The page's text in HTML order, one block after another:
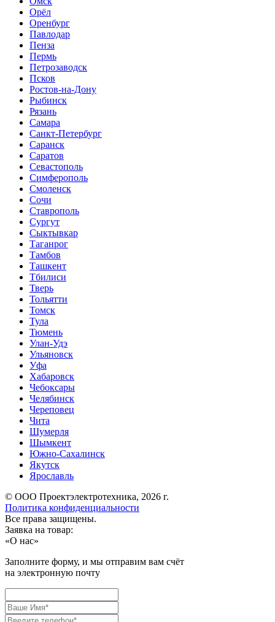
Орёл
Оренбург
Павлодар
Пенза
Пермь
Петрозаводск
Псков
Ростов-на-Дону
Рыбинск
Рязань
Самара
Санкт-Петербург
Саранск
Саратов
Севастополь
Симферополь
Смоленск
Сочи
Ставрополь
Сургут
Сыктывкар
Таганрог
Тамбов
Ташкент
Тбилиси
Тверь
Тольятти
Томск
Тула
Тюмень
Улан-Удэ
Ульяновск
Уфа
Хабаровск
Чебоксары
Челябинск
Череповец
Чита
Шумерля
Шымкент
Южно-Сахалинск
Якутск
Ярославль
© ООО Проектэлектротехника, 2026 г.
Политика конфиденциальности
Все права защищены.
Заявка на товар:
«О нас»
Заполните форму, и мы отправим вам счёт
на электронную почту